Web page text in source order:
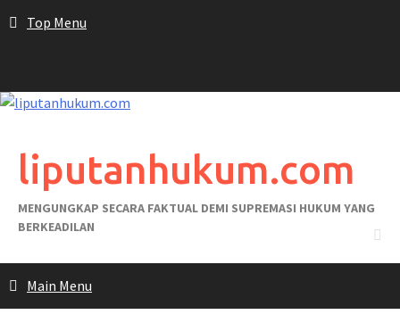
to
Top Menu
liputanhukum.com
MENGUNGKAP SECARA FAKTUAL DEMI SUPREMASI HUKUM YANG
BERKEADILAN
Main Menu